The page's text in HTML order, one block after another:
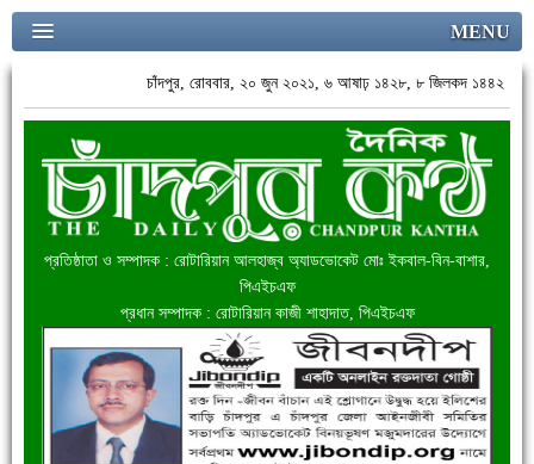
MENU
চাঁদপুর, রোববার, ২০ জুন ২০২১, ৬ আষাঢ় ১৪২৮, ৮ জিলকদ ১৪৪২
প্রতিষ্ঠাতা ও সম্পাদক : রোটারিয়ান আলহাজ্ব অ্যাডভোকেট মোঃ ইকবাল-বিন-বাশার,
পিএইচএফ
প্রধান সম্পাদক : রোটারিয়ান কাজী শাহাদাত, পিএইচএফ